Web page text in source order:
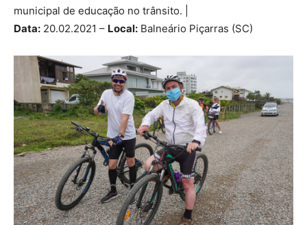
municipal de educação no trânsito. |
Data: 20.02.2021 – Local: Balneário Piçarras (SC)